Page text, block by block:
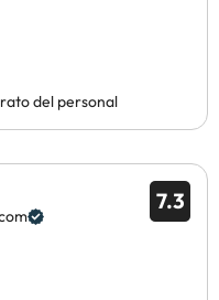
del personal
7.3